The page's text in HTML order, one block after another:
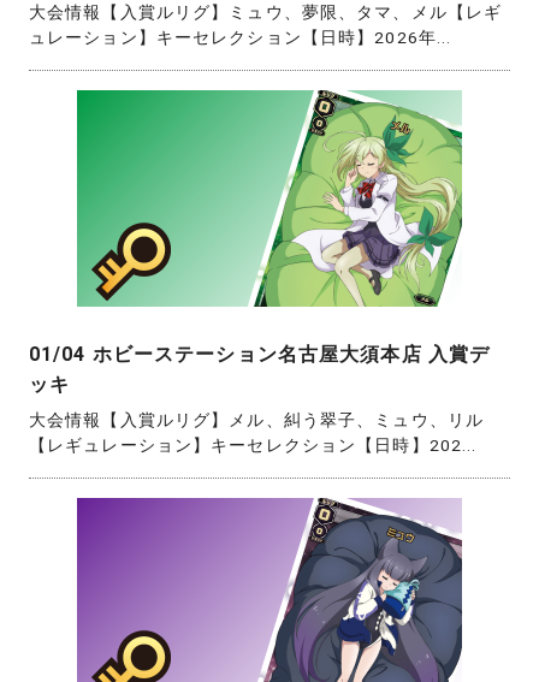
大会情報【入賞ルリグ】ミュウ、夢限、タマ、メル【レギ
ュレーション】キーセレクション【日時】2026年...
01/04 ホビーステーション名古屋大須本店 入賞デ
ッキ
大会情報【入賞ルリグ】メル、糾う翠子、ミュウ、リル
【レギュレーション】キーセレクション【日時】202...